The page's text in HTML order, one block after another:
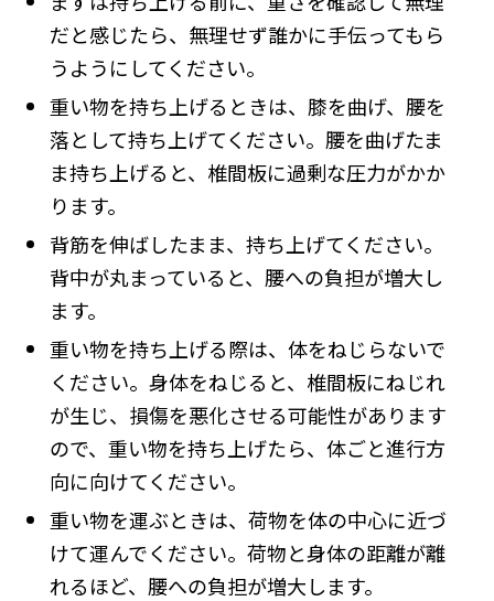
だと感じたら、無理せず誰かに手伝ってもら
うようにしてください。
重い物を持ち上げるときは、膝を曲げ、腰を
落として持ち上げてください。腰を曲げたま
ま持ち上げると、椎間板に過剰な圧力がかか
ります。
背筋を伸ばしたまま、持ち上げてください。
背中が丸まっていると、腰への負担が増大し
ます。
重い物を持ち上げる際は、体をねじらないで
ください。身体をねじると、椎間板にねじれ
が生じ、損傷を悪化させる可能性があります
ので、重い物を持ち上げたら、体ごと進行方
向に向けてください。
重い物を運ぶときは、荷物を体の中心に近づ
けて運んでください。荷物と身体の距離が離
れるほど、腰への負担が増大します。